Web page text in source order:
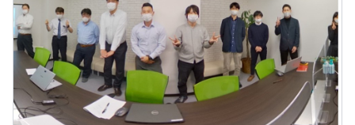
るソリューション
◆『ABook360』：360度パノラマVRを安全にビジネス活
用できるコンテンツ管理ソリューション
◆『Smart360』：360度パノラマVRの制作・公開を管理
画面上で簡単にできるクラウドサービス
◆『eXFrame』：普段お使いの帳票からモバイルに最適
化した業務報告アプリを作成できるツール
途支給）
（※想定年収 は年収提示額を保証するものではありません）